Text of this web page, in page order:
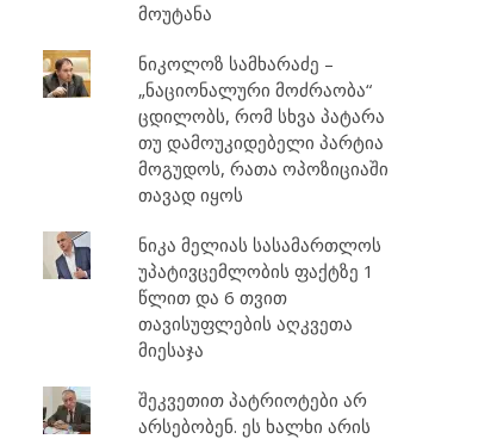
მოუტანა
ნიკოლოზ სამხარაძე –
„ნაციონალური მოძრაობა“
ცდილობს, რომ სხვა პატარა
თუ დამოუკიდებელი პარტია
მოგუდოს, რათა ოპოზიციაში
თავად იყოს
ნიკა მელიას სასამართლოს
უპატივცემლობის ფაქტზე 1
წლით და 6 თვით
თავისუფლების აღკვეთა
მიესაჯა
შეკვეთით პატრიოტები არ
არსებობენ. ეს ხალხი არის